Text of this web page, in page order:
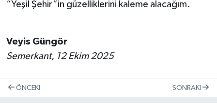
“Yeşil Şehir”in güzelliklerini kaleme alacağım.
Veyis Güngör
Semerkant, 12 Ekim 2025
ÖNCEKI SONRAKI